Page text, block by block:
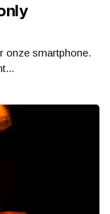
onze smartphone.